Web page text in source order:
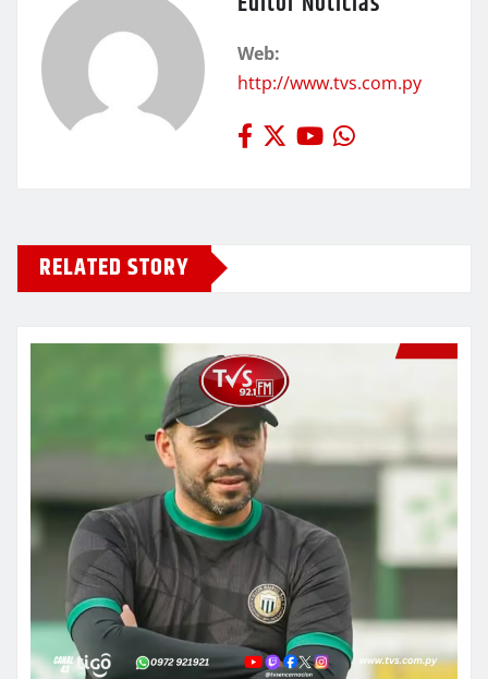
Web:
http://www.tvs.com.py
RELATED STORY